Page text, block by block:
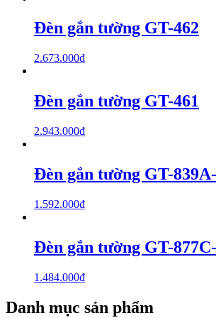
Đèn gắn tường GT-462
2.673.000₫
Đèn gắn tường GT-461
2.943.000₫
Đèn gắn tường GT-
1.592.000₫
Đèn gắn tường GT-
1.484.000₫
Danh mục sản phẩm